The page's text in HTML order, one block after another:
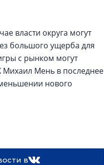
власти округа могут
большого ущерба для
с рынком могут
Михаил Мень в последнее
нового
в